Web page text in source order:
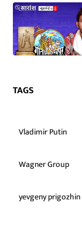
TAGS
Vladimir Putin
Wagner Group
yevgeny prigozhin